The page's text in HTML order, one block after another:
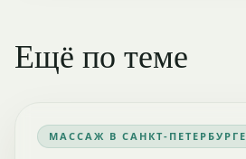
Ещё по теме
МАССАЖ В САНКТ-ПЕТЕРБУРГЕ